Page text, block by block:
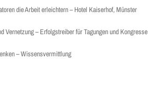
die Arbeit erleichtern – Hotel Kaiserhof, Münster
Vernetzung – Erfolgstreiber für Tagungen und Kongresse
– Wissensvermittlung